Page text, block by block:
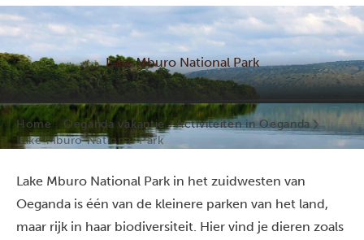
Lake Mburo National Park
Home Oeganda vakantie
Activiteiten in Oeganda
Lake Mburo National Park
Lake Mburo National Park in het zuidwesten van
Oeganda is één van de kleinere parken van het land,
maar rijk in haar biodiversiteit. Hier vind je dieren zoals